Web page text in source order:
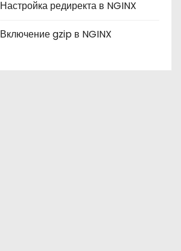
Настройка редиректа в NGINX
Включение gzip в NGINX